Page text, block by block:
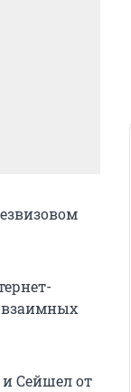
взаимных
Сейшел от